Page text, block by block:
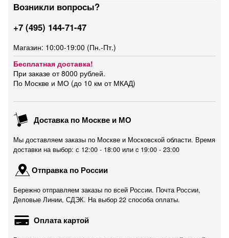
Возникли вопросы?
+7 (495) 144-71-47
Магазин: 10:00-19:00 (Пн.-Пт.)
Бесплатная доставка!
При заказе от 8000 рублей.
По Москве и МО (до 10 км от МКАД)
Доставка по Москве и МО
Мы доставляем заказы по Москве и Московской области. Время
доставки на выбор: с 12:00 - 18:00 или c 19:00 - 23:00
Отправка по России
Бережно отправляем заказы по всей России. Почта России,
Деловые Линии, СДЭК. На выбор 22 способа оплаты.
Оплата картой